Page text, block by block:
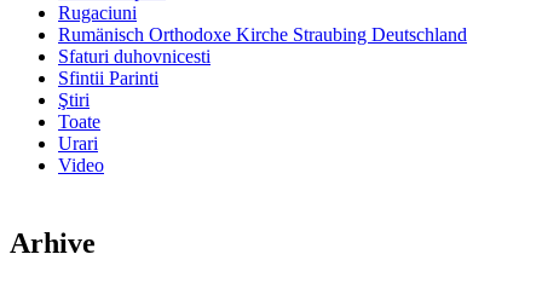
Rugaciuni
Rumänisch Orthodoxe Kirche Straubing Deutschland
Sfaturi duhovnicesti
Sfintii Parinti
Ştiri
Toate
Urari
Video
Arhive